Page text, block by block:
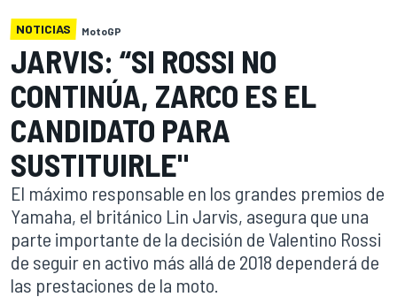
NOTICIAS MotoGP
JARVIS: “SI ROSSI NO
CONTINÚA, ZARCO ES EL
CANDIDATO PARA
SUSTITUIRLE"
El máximo responsable en los grandes premios de
Yamaha, el británico Lin Jarvis, asegura que una
parte importante de la decisión de Valentino Rossi
de seguir en activo más allá de 2018 dependerá de
las prestaciones de la moto.